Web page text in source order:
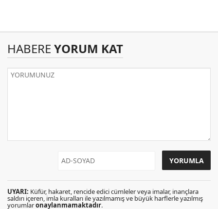
HABERE YORUM KAT
UYARI: Küfür, hakaret, rencide edici cümleler veya imalar, inançlara
saldırı içeren, imla kuralları ile yazılmamış ve büyük harflerle yazılmış
yorumlaronaylanmamaktadır.